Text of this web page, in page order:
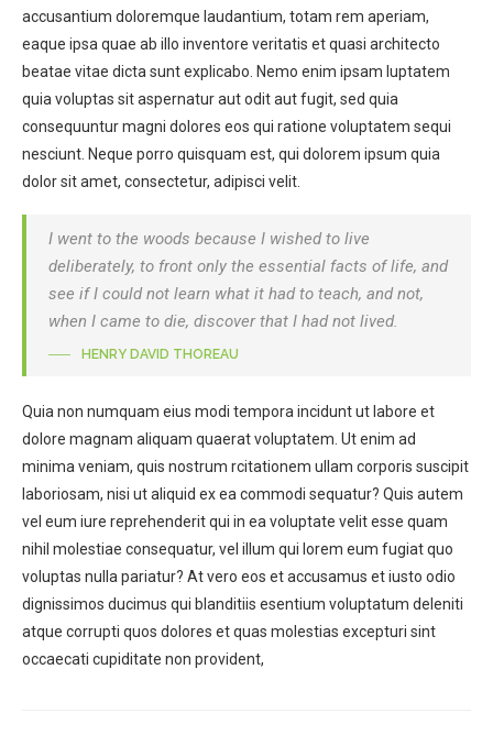
accusantium doloremque laudantium, totam rem aperiam,
eaque ipsa quae ab illo inventore veritatis et quasi architecto
beatae vitae dicta sunt explicabo. Nemo enim ipsam luptatem
quia voluptas sit aspernatur aut odit aut fugit, sed quia
consequuntur magni dolores eos qui ratione voluptatem sequi
nesciunt. Neque porro quisquam est, qui dolorem ipsum quia
dolor sit amet, consectetur, adipisci velit.
I went to the woods because I wished to live
deliberately, to front only the essential facts of life, and
see if I could not learn what it had to teach, and not,
when I came to die, discover that I had not lived.
HENRY DAVID THOREAU
Quia non numquam eius modi tempora incidunt ut labore et
dolore magnam aliquam quaerat voluptatem. Ut enim ad
minima veniam, quis nostrum rcitationem ullam corporis suscipit
laboriosam, nisi ut aliquid ex ea commodi sequatur? Quis autem
vel eum iure reprehenderit qui in ea voluptate velit esse quam
nihil molestiae consequatur, vel illum qui lorem eum fugiat quo
voluptas nulla pariatur? At vero eos et accusamus et iusto odio
dignissimos ducimus qui blanditiis esentium voluptatum deleniti
atque corrupti quos dolores et quas molestias excepturi sint
occaecati cupiditate non provident,